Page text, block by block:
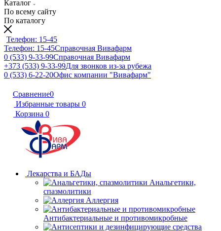
Каталог
По всему сайту
По каталогу
Телефон: 15-45
Телефон: 15-45Справочная Вивафарм
0 (533) 9-33-99Справочная Вивафарм
+373 (533) 9-33-99Для звонков из-за рубежа
0 (533) 6-22-20Офис компании "Вивафарм"
Сравнение0
Избранные товары 0
Корзина 0
Лекарства и БАДы
Анальгетики,
спазмолитики
Аллергия
Антибактериальные и противомикробные